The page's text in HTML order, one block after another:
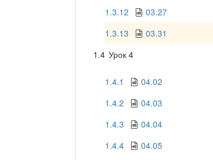
1.3.12
03.27
1.3.13
03.31
1.4 Урок 4
1.4.1
04.02
1.4.2
04.03
1.4.3
04.04
1.4.4
04.05